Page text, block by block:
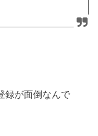
録が面倒なんで